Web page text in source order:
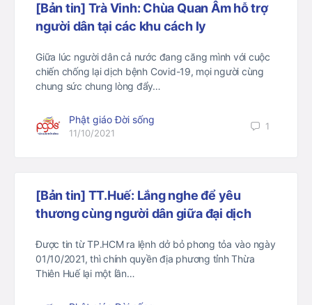
[Bản tin] Trà Vinh: Chùa Quan Âm hỗ trợ
người dân tại các khu cách ly
Giữa lúc người dân cả nước đang căng mình với cuộc
chiến chống lại dịch bệnh Covid-19, mọi người cùng
chung sức chung lòng đẩy…
Phật giáo Đời sống
11/10/2021
1
[Bản tin] TT.Huế: Lắng nghe để yêu
thương cùng người dân giữa đại dịch
Được tin từ TP.HCM ra lệnh dở bỏ phong tỏa vào ngày
01/10/2021, thì chính quyền địa phương tỉnh Thừa
Thiên Huế lại một lần…